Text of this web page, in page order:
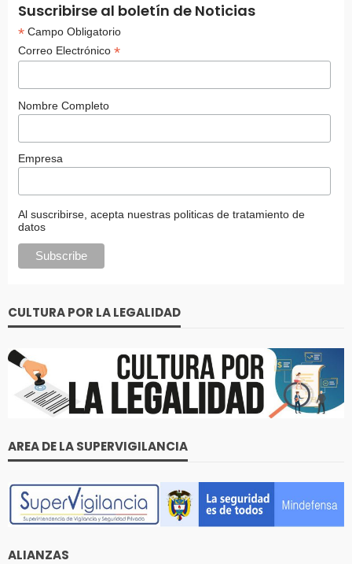
Suscribirse al boletín de Noticias
*Campo Obligatorio
Correo Electrónico *
Nombre Completo
Empresa
Al suscribirse, acepta nuestras politicas de tratamiento de
datos
CULTURA POR LA LEGALIDAD
AREA DE LA SUPERVIGILANCIA
ALIANZAS